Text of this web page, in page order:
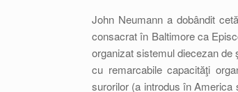
John Neumann a dobândit
consacrat în Baltimore ca
organizat sistemul diecezan
cu remarcabile capacităţi
surorilor (a introdus în